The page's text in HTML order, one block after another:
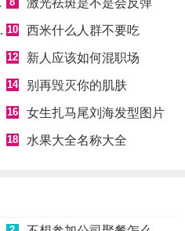
10 西米什么人群不要吃
12 新人应该如何混职场
14 别再毁灭你的肌肤
16 女生扎马尾刘海发型图片
18 水果大全名称大全